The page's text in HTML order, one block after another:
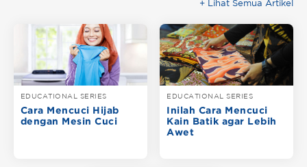
+ Lihat Semua Artikel
EDUCATIONAL SERIES
Cara Mencuci Hijab
dengan Mesin Cuci
EDUCATIONAL SERIES
Inilah Cara Mencuci
Kain Batik agar Lebih
Awet